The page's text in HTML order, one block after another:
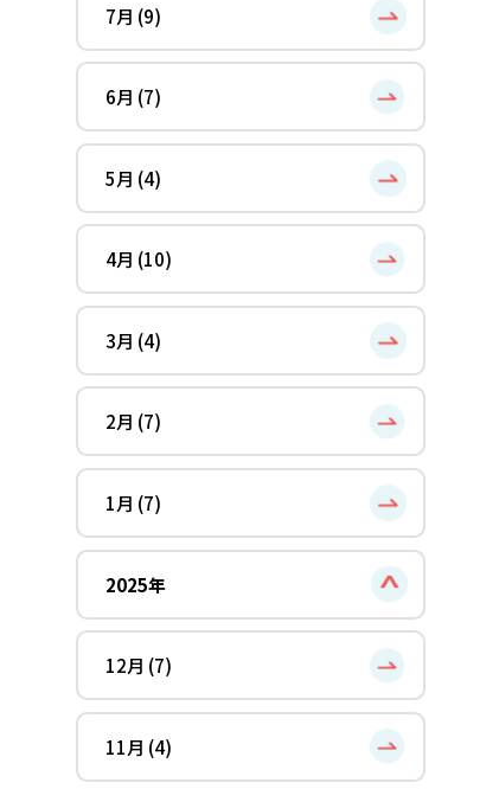
7月 (9)
6月 (7)
5月 (4)
4月 (10)
3月 (4)
2月 (7)
1月 (7)
2025年
12月 (7)
11月 (4)